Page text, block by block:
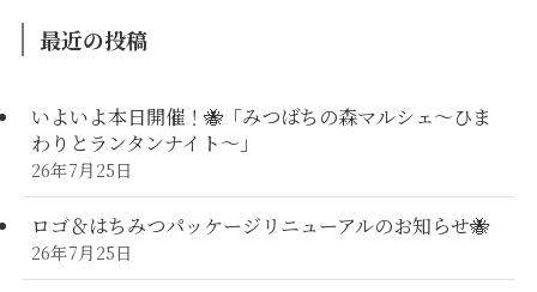
最近の投稿
いよいよ本日開催！🐝「みつばちの森マルシェ〜ひま
わりとランタンナイト〜」
26年7月25日
ロゴ＆はちみつパッケージリニューアルのお知らせ🐝
26年7月25日